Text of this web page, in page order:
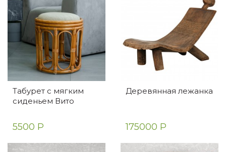
Табурет с мягким
сиденьем Вито
5500 Р
Деревянная лежанка
175000 Р